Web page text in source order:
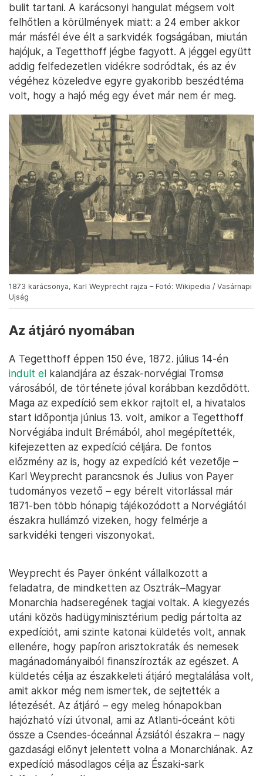
bulit tartani. A karácsonyi hangulat mégsem volt
felhőtlen a körülmények miatt: a 24 ember akkor
már másfél éve élt a sarkvidék fogságában, miután
hajójuk, a Tegetthoff jégbe fagyott. A jéggel együtt
addig felfedezetlen vidékre sodródtak, és az év
végéhez közeledve egyre gyakoribb beszédtéma
volt, hogy a hajó még egy évet már nem ér meg.
1873 karácsonya, Karl Weyprecht rajza – Fotó: Wikipedia / Vasárnapi
Ujság
Az átjáró nyomában
A Tegetthoff éppen 150 éve, 1872. július 14-én
indult el kalandjára az észak-norvégiai Tromsø
városából, de története jóval korábban kezdődött.
Maga az expedíció sem ekkor rajtolt el, a hivatalos
start időpontja június 13. volt, amikor a Tegetthoff
Norvégiába indult Brémából, ahol megépítették,
kifejezetten az expedíció céljára. De fontos
előzmény az is, hogy az expedíció két vezetője –
Karl Weyprecht parancsnok és Julius von Payer
tudományos vezető – egy bérelt vitorlással már
1871-ben több hónapig tájékozódott a Norvégiától
északra hullámzó vizeken, hogy felmérje a
sarkvidéki tengeri viszonyokat.
Weyprecht és Payer önként vállalkozott a
feladatra, de mindketten az Osztrák–Magyar
Monarchia hadseregének tagjai voltak. A kiegyezés
utáni közös hadügyminisztérium pedig pártolta az
expedíciót, ami szinte katonai küldetés volt, annak
ellenére, hogy papíron arisztokraták és nemesek
magánadományaiból finanszírozták az egészet. A
küldetés célja az északkeleti átjáró megtalálása volt,
amit akkor még nem ismertek, de sejtették a
létezését. Az átjáró – egy meleg hónapokban
hajózható vízi útvonal, ami az Atlanti-óceánt köti
össze a Csendes-óceánnal Ázsiától északra – nagy
gazdasági előnyt jelentett volna a Monarchiának. Az
expedíció másodlagos célja az Északi-sark